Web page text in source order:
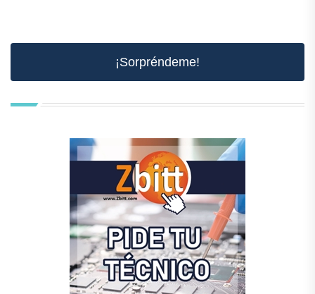
¡Sorpréndeme!